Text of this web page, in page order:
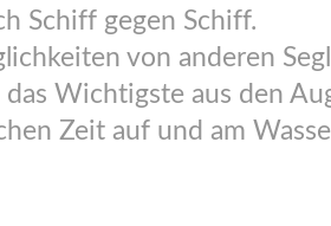
Schiff gegen Schiff.
von anderen
Wichtigste aus den
Zeit auf und am